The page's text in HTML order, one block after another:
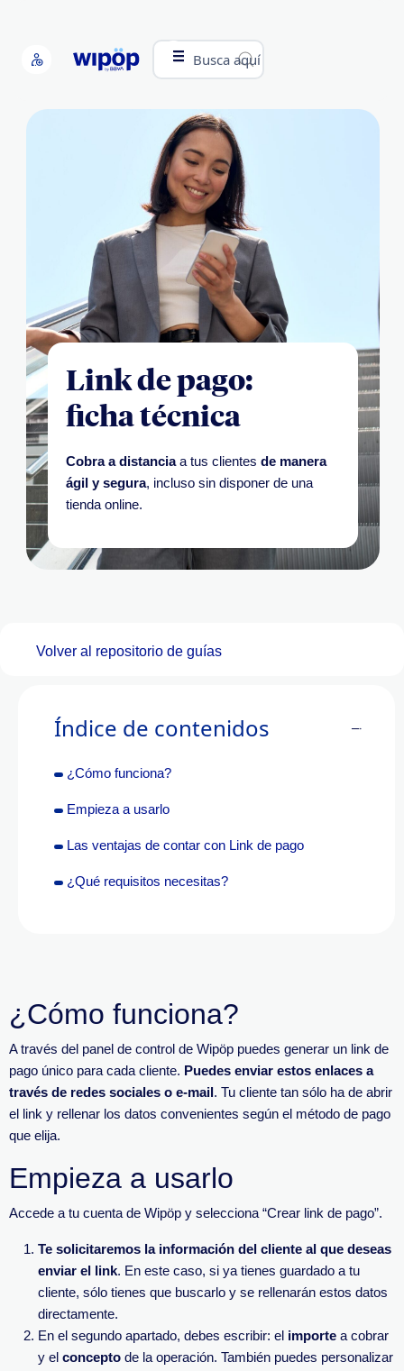
Busca aquí
Link de pago:
ficha técnica
Cobra a distanciaa tus clientes de manera
ágil y segura, incluso sin disponer de una
tienda online.
Volver al repositorio de guías
Índice de contenidos
¿Cómo funciona?
Empieza a usarlo
Las ventajas de contar con Link de pago
¿Qué requisitos necesitas?
¿Cómo funciona?
A través del panel de control de Wipöp puedes generar un link de
pago único para cada cliente. Puedes enviar estos enlaces a
través de redes sociales o e-mail. Tu cliente tan sólo ha de abrir
el link y rellenar los datos convenientes según el método de pago
que elija.
Empieza a usarlo
Accede a tu cuenta de Wipöp y selecciona “Crear link de pago”.
Te solicitaremos la información del cliente al que deseas
enviar el link. En este caso, si ya tienes guardado a tu
cliente, sólo tienes que buscarlo y se rellenarán estos datos
directamente.
En el segundo apartado, debes escribir: el importe a cobrar
y el concepto de la operación. También puedes personalizar